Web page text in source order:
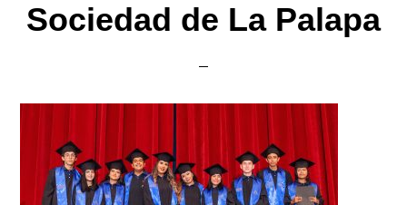
Sociedad de La Palapa